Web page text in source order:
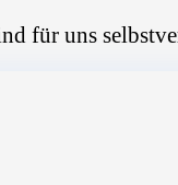
für uns